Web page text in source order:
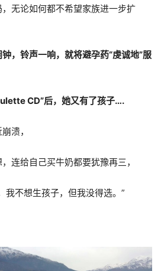
无论如何都不希望家族进一步扩
，铃声一响，就将避孕药“虔诚地”服
CD”后，她又有了孩子….
溃，
连给自己买牛奶都要犹豫再三，
我不想生孩子，但我没得选。”